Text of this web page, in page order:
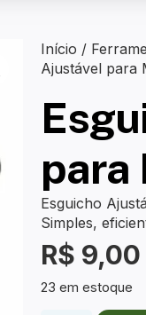
Início /
Ajustável para
para
Esguicho
Simples,
R$ 9,00
23 em estoque